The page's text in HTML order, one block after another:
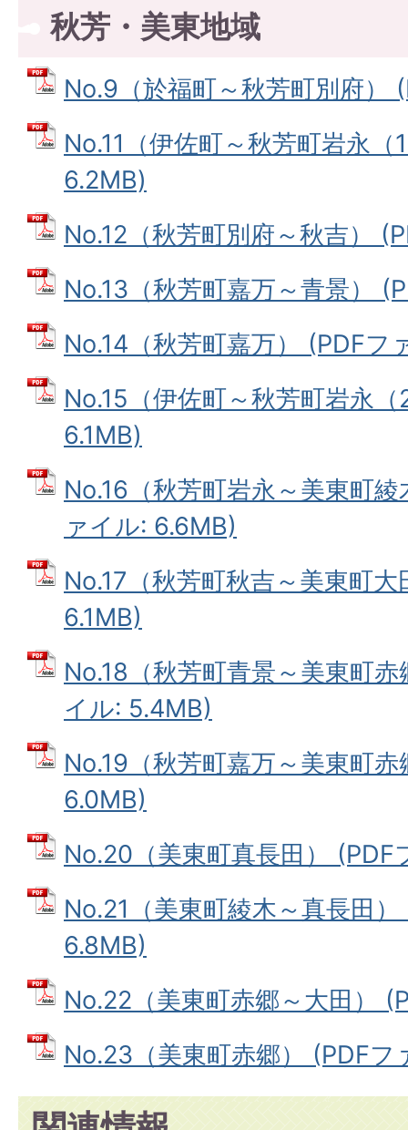
秋芳・美東地域
No.9（於福町～秋芳町別府）
No.11（伊佐町～秋芳町岩永
6.2MB)
No.12（秋芳町別府～秋吉）
No.13（秋芳町嘉万～青景）
No.14（秋芳町嘉万） (PDFフ
No.15（伊佐町～秋芳町岩永
6.1MB)
No.16（秋芳町岩永～美東町
ァイル: 6.6MB)
No.17（秋芳町秋吉～美東町
6.1MB)
No.18（秋芳町青景～美東町
イル: 5.4MB)
No.19（秋芳町嘉万～美東町
6.0MB)
No.20（美東町真長田）
No.21（美東町綾木～真長田
6.8MB)
No.22（美東町赤郷～大田）
No.23（美東町赤郷） (PDFフ